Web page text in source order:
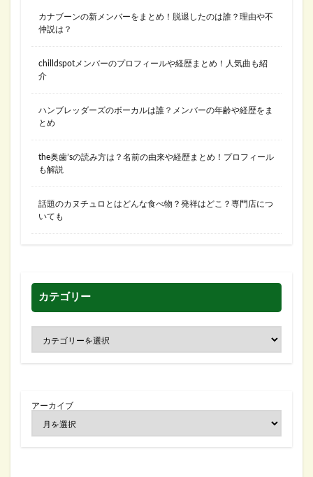
カナブーンの新メンバーをまとめ！脱退したのは誰？理由や不
仲説は？
chilldspotメンバーのプロフィールや経歴まとめ！人気曲も紹
介
ハンブレッダーズのボーカルは誰？メンバーの年齢や経歴をま
とめ
the奥歯’sの読み方は？名前の由来や経歴まとめ！プロフィール
も解説
話題のカヌチュロとはどんな食べ物？発祥はどこ？専門店につ
いても
カテゴリー
アーカイブ